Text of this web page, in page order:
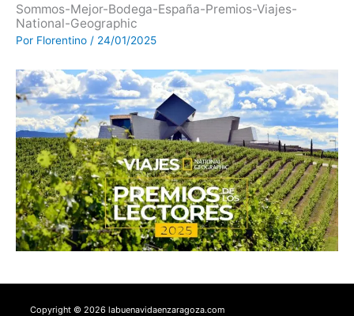
Sommos-Mejor-Bodega-España-Premios-Viajes-
National-Geographic
Por Florentino / 24/01/2025
Copyright © 2026 labuenavidaenzaragoza.com